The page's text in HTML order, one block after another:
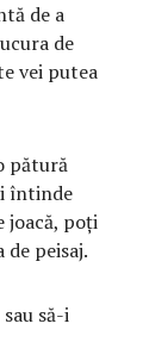
de a
de
vei putea
pătură
întinde
joacă, poți
peisaj.
să-i